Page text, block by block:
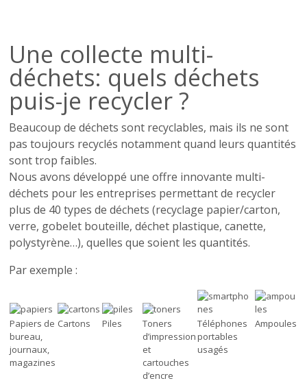
Une collecte multi-
déchets: quels déchets
puis-je recycler ?
Beaucoup de déchets sont recyclables, mais ils ne sont
pas toujours recyclés notamment quand leurs quantités
sont trop faibles.
Nous avons développé une offre innovante multi-
déchets pour les entreprises permettant de recycler
plus de 40 types de déchets (recyclage papier/carton,
verre, gobelet bouteille, déchet plastique, canette,
polystyrène…), quelles que soient les quantités.
Par exemple :
Papiers de
bureau,
journaux,
magazines
Cartons Piles
Toners
d’impression
et
cartouches
d’encre
Téléphones
portables
usagés
Ampoules